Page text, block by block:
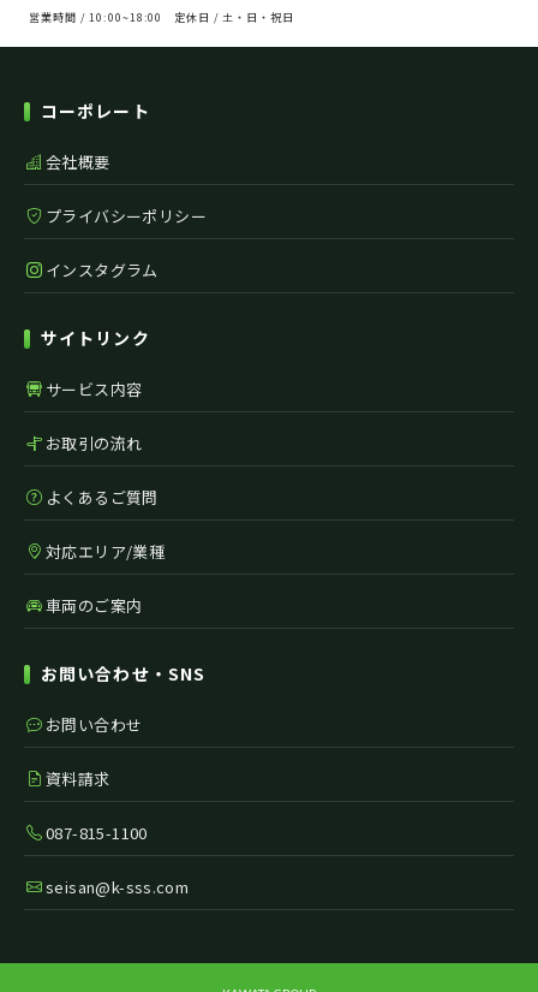
営業時間 / 10:00~18:00 定休日 / 土・日・祝日
コーポレート
会社概要
プライバシーポリシー
インスタグラム
サイトリンク
サービス内容
お取引の流れ
よくあるご質問
対応エリア/業種
車両のご案内
お問い合わせ・SNS
お問い合わせ
資料請求
087-815-1100
seisan@k-sss.com